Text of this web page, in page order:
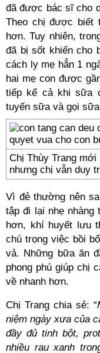
đã được bác sĩ cho
Theo chị được biết
hơn. Tuy nhiên,
đã bị sốt khiến cho
cách ly mẹ hẳn 1
hai mẹ con được
tiếp kể cả khi sữa
tuyến sữa và gọi
Chị Thùy Trang
nhưng chị vẫn duy
Vì đẻ thường nên
tập đi lại nhẹ nhàng
hơn, khí huyết lưu
chú trọng việc bồi
vả. Những bữa ăn
phong phú giúp chị
về nhanh hơn.
Chị Trang chia sẻ: “
niệm ngày xưa của
đầy đủ tinh bột,
nhiều rau xanh